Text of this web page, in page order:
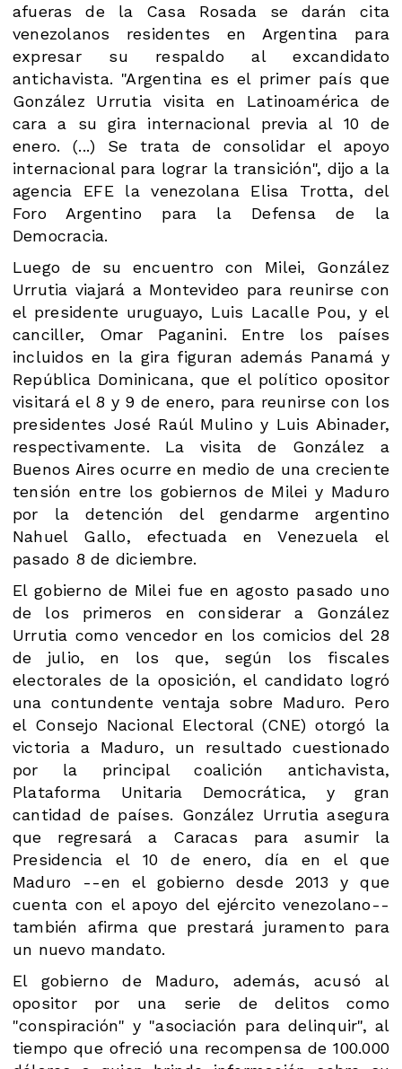
afueras de la Casa Rosada se darán cita
venezolanos residentes en Argentina para
expresar su respaldo al excandidato
antichavista. "Argentina es el primer país que
González Urrutia visita en Latinoamérica de
cara a su gira internacional previa al 10 de
enero. (...) Se trata de consolidar el apoyo
internacional para lograr la transición", dijo a la
agencia EFE la venezolana Elisa Trotta, del
Foro Argentino para la Defensa de la
Democracia.
Luego de su encuentro con Milei, González
Urrutia viajará a Montevideo para reunirse con
el presidente uruguayo, Luis Lacalle Pou, y el
canciller, Omar Paganini. Entre los países
incluidos en la gira figuran además Panamá y
República Dominicana, que el político opositor
visitará el 8 y 9 de enero, para reunirse con los
presidentes José Raúl Mulino y Luis Abinader,
respectivamente. La visita de González a
Buenos Aires ocurre en medio de una creciente
tensión entre los gobiernos de Milei y Maduro
por la detención del gendarme argentino
Nahuel Gallo, efectuada en Venezuela el
pasado 8 de diciembre.
El gobierno de Milei fue en agosto pasado uno
de los primeros en considerar a González
Urrutia como vencedor en los comicios del 28
de julio, en los que, según los fiscales
electorales de la oposición, el candidato logró
una contundente ventaja sobre Maduro. Pero
el Consejo Nacional Electoral (CNE) otorgó la
victoria a Maduro, un resultado cuestionado
por la principal coalición antichavista,
Plataforma Unitaria Democrática, y gran
cantidad de países. González Urrutia asegura
que regresará a Caracas para asumir la
Presidencia el 10 de enero, día en el que
Maduro --en el gobierno desde 2013 y que
cuenta con el apoyo del ejército venezolano--
también afirma que prestará juramento para
un nuevo mandato.
El gobierno de Maduro, además, acusó al
opositor por una serie de delitos como
"conspiración" y "asociación para delinquir", al
tiempo que ofreció una recompensa de 100.000